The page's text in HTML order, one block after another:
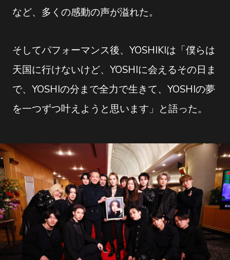
など、多くの感動の声が溢れた。
そしてパフォーマンス後、YOSHIKIは「僕らは
天国に行けないけど、YOSHIに会えるその日ま
で、YOSHIの分まで全力で生きて、YOSHIの夢
を一つずつ叶えようと思います」と語った。